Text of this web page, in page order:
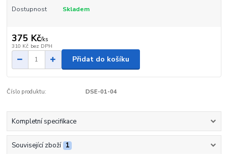
Dostupnost Skladem
375 Kč/ks
310 Kč bez DPH
Přidat do košíku
Číslo produktu: DSE-01-04
Kompletní specifikace
Související zboží 1